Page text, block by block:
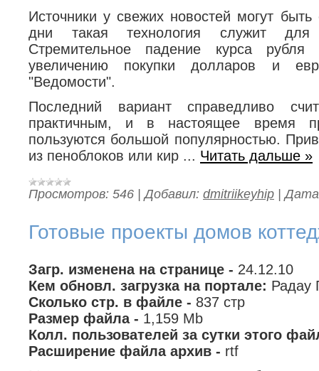
Источники у свежих новостей могут
дни такая технология служит для
Стремительное падение курса рубля
увеличению покупки долларов и
"Ведомости".
Последний вариант справедливо
практичным, и в настоящее время
пользуются большой популярностью.
из пеноблоков или кир ... Читать дальше »
Просмотров: 546 |Добавил: dmitriikeyhip |
Готовые проекты домов
Загр. изменена на странице - 24.12.10
Кем обновл. загрузка на портале: Радау
Сколько стр. в файле - 837 стр
Размер файла - 1,159 Mb
Колл. пользователей за сутки этого
Расширение файла архив - rtf